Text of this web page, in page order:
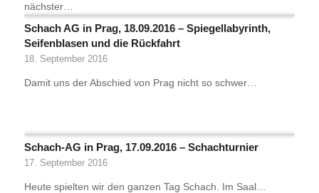
nächster…
Schach AG in Prag, 18.09.2016 – Spiegellabyrinth,
Seifenblasen und die Rückfahrt
18. September 2016
Damit uns der Abschied von Prag nicht so schwer…
Schach-AG in Prag, 17.09.2016 – Schachturnier
17. September 2016
Heute spielten wir den ganzen Tag Schach. Im Saal…